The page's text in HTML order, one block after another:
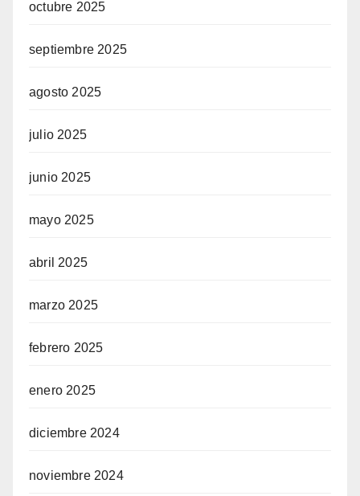
octubre 2025
septiembre 2025
agosto 2025
julio 2025
junio 2025
mayo 2025
abril 2025
marzo 2025
febrero 2025
enero 2025
diciembre 2024
noviembre 2024